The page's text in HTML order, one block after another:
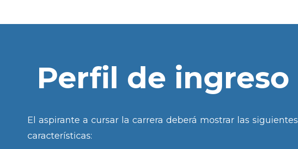
Perfil de ingreso
El aspirante a cursar la carrera deberá mostrar las siguientes
características: